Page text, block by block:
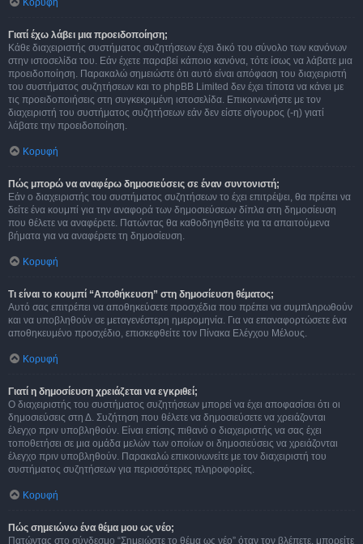
Κορυφή
Γιατί έχω λάβει μια προειδοποίηση;
Κάθε διαχειριστής συστήματος συζητήσεων έχει δικό του σύνολο των κανόνων
στην ιστοσελίδα του. Εάν έχετε παραβεί κάποιο κανόνα, τότε ίσως να λάβατε μια
προειδοποίηση. Παρακαλώ σημειώστε ότι αυτό είναι απόφαση του διαχειριστή
του συστήματος συζητήσεων και το phpBB Limited δεν έχει τίποτα να κάνει με
τις προειδοποιήσεις στη συγκεκριμένη ιστοσελίδα. Επικοινωνήστε με τον
διαχειριστή του συστήματος συζητήσεων εάν δεν είστε σίγουρος (-η) γιατί
λάβατε την προειδοποίηση.
Κορυφή
Πώς μπορώ να αναφέρω δημοσιεύσεις σε έναν συντονιστή;
Εάν ο διαχειριστής του συστήματος συζητήσεων το έχει επιτρέψει, θα πρέπει να
δείτε ένα κουμπί για την αναφορά των δημοσιεύσεων δίπλα στη δημοσίευση
που θέλετε να αναφέρετε. Πατώντας θα καθοδηγηθείτε για τα απαιτούμενα
βήματα για να αναφέρετε τη δημοσίευση.
Κορυφή
Τι είναι το κουμπί “Αποθήκευση” στη δημοσίευση θέματος;
Αυτό σας επιτρέπει να αποθηκεύσετε προσχέδια που πρέπει να συμπληρωθούν
και να υποβληθούν σε μεταγενέστερη ημερομηνία. Για να επαναφορτώσετε ένα
αποθηκευμένο προσχέδιο, επισκεφθείτε τον Πίνακα Ελέγχου Μέλους.
Κορυφή
Γιατί η δημοσίευση χρειάζεται να εγκριθεί;
Ο διαχειριστής του συστήματος συζητήσεων μπορεί να έχει αποφασίσει ότι οι
δημοσιεύσεις στη Δ. Συζήτηση που θέλετε να δημοσιεύσετε να χρειάζονται
έλεγχο πριν υποβληθούν. Είναι επίσης πιθανό ο διαχειριστής να σας έχει
τοποθετήσει σε μια ομάδα μελών των οποίων οι δημοσιεύσεις να χρειάζονται
έλεγχο πριν υποβληθούν. Παρακαλώ επικοινωνείτε με τον διαχειριστή του
συστήματος συζητήσεων για περισσότερες πληροφορίες.
Κορυφή
Πώς σημειώνω ένα θέμα μου ως νέο;
Πατώντας στο σύνδεσμο “Σημειώστε το θέμα ως νέο” όταν τον βλέπετε, μπορείτε